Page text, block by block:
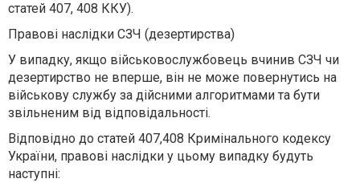
статей 407, 408 ККУ).
Правові наслідки СЗЧ (дезертирства)
У випадку, якщо військовослужбовець вчинив СЗЧ чи
дезертирство не вперше, він не може повернутись на
військову службу за дійсними алгоритмами та бути
звільненим від відповідальності.
Відповідно до статей 407,408 Кримінального кодексу
України, правові наслідки у цьому випадку будуть
наступні: